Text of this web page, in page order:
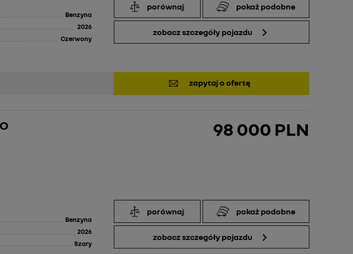
Benzyna
2026
Czerwony
porównaj pokaż podobne
zobacz szczegóły pojazdu
zapytaj o ofertę
Benzyna
2026
Szary
98 000 PLN
porównaj pokaż podobne
zobacz szczegóły pojazdu